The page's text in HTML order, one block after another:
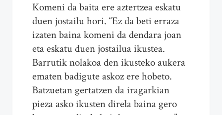
Komeni da baita ere aztertzea eskatu
duen jostailu hori. “Ez da beti erraza
izaten baina komeni da dendara joan
eta eskatu duen jostailua ikustea.
Barrutik nolakoa den ikusteko aukera
ematen badigute askoz ere hobeto.
Batzuetan gertatzen da iragarkian
pieza asko ikusten direla baina gero